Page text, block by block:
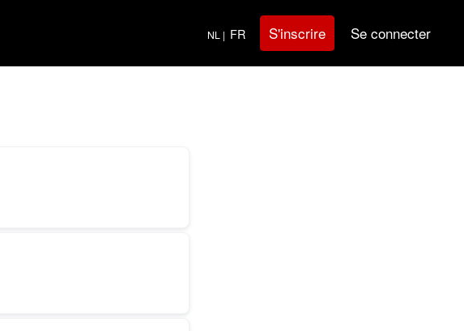
NL | FR S'inscrire Se connecter